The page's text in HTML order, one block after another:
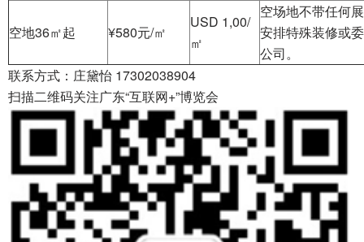
空地36㎡起 ¥580元/㎡
USD 1,00/
㎡
空场地不带任何
安排特殊装修或
公司。
联系方式：庄黛怡 17302038904
扫描二维码关注广东“互联网+”博览会